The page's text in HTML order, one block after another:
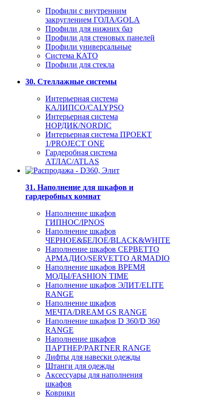
Профили с внутренним
закруглением ГОЛА/GOLA
Профили для нижних баз
Профили для стеновых панелей
Профили универсальные
Система КАТО
Профили для стекла
30. Стеллажные системы
Интерьерная система
КАЛИПСО/CALYPSO
Интерьерная система
НОРДИК/NORDIC
Интерьерная система ПРОЕКТ
1/PROJECT ONE
Гардеробная система
АТЛАС/ATLAS
31. Наполнение для шкафов и
гардеробных комнат
Наполнение шкафов
ГИПНОС/IPNOS
Наполнение шкафов
ЧЕРНОЕ&БЕЛОЕ/BLACK&WHITE
Наполнение шкафов СЕРВЕТТО
АРМАДИО/SERVETTO ARMADIO
Наполнение шкафов ВРЕМЯ
МОДЫ/FASHION TIME
Наполнение шкафов ЭЛИТ/ELITE
RANGE
Наполнение шкафов
МЕЧТА/DREAM GS RANGE
Наполнение шкафов D 360/D 360
RANGE
Наполнение шкафов
ПАРТНЕР/PARTNER RANGE
Лифты для навески одежды
Штанги для одежды
Аксессуары для наполнения
шкафов
Коврики